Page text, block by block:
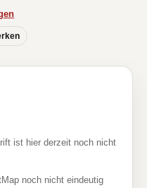
ist hier derzeit noch nicht
noch nicht eindeutig